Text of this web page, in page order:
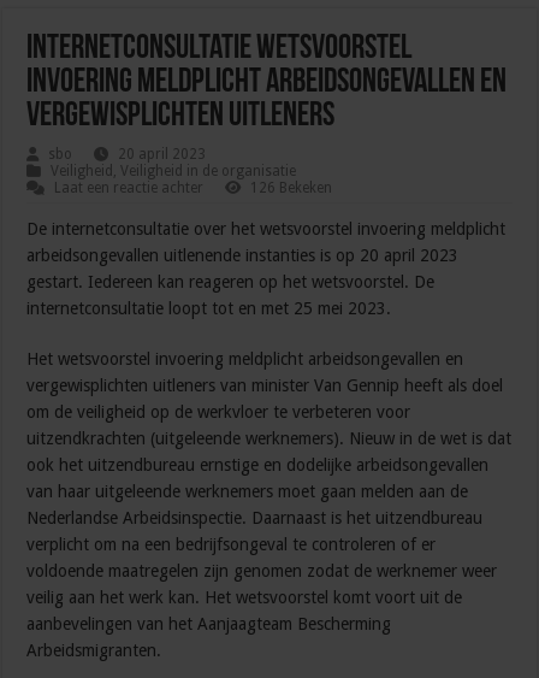
Internetconsultatie Wetsvoorstel
invoering meldplicht arbeidsongevallen en
vergewisplichten uitleners
sbo
20 april 2023
Veiligheid ,Veiligheid in de organisatie
Laat een reactie achter
126 Bekeken
De internetconsultatie over het wetsvoorstel invoering meldplicht
arbeidsongevallen uitlenende instanties is op 20 april 2023
gestart. Iedereen kan reageren op het wetsvoorstel. De
internetconsultatie loopt tot en met 25 mei 2023.
Het wetsvoorstel invoering meldplicht arbeidsongevallen en
vergewisplichten uitleners van minister Van Gennip heeft als doel
om de veiligheid op de werkvloer te verbeteren voor
uitzendkrachten (uitgeleende werknemers). Nieuw in de wet is dat
ook het uitzendbureau ernstige en dodelijke arbeidsongevallen
van haar uitgeleende werknemers moet gaan melden aan de
Nederlandse Arbeidsinspectie. Daarnaast is het uitzendbureau
verplicht om na een bedrijfsongeval te controleren of er
voldoende maatregelen zijn genomen zodat de werknemer weer
veilig aan het werk kan. Het wetsvoorstel komt voort uit de
aanbevelingen van het Aanjaagteam Bescherming
Arbeidsmigranten.